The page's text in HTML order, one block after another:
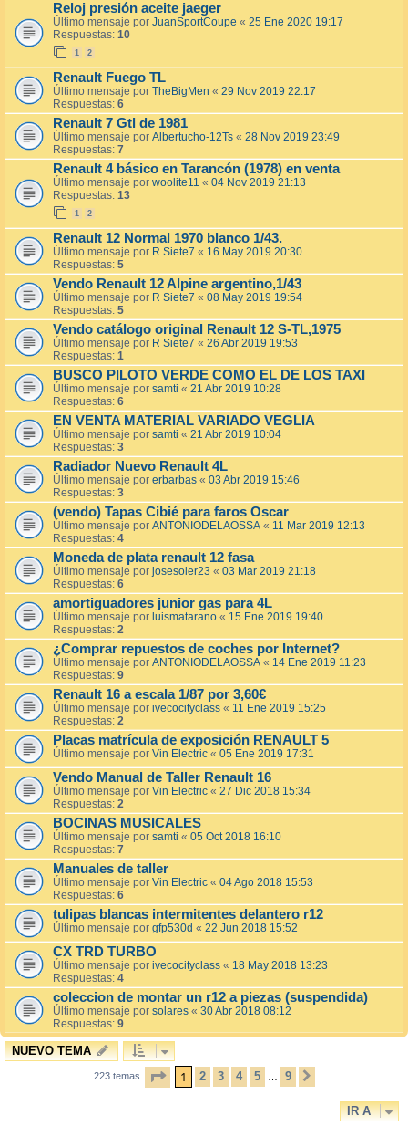
Reloj presión aceite jaeger
Último mensaje por JuanSportCoupe « 25 Ene 2020 19:17
Respuestas: 10
1 2
Renault Fuego TL
Último mensaje por TheBigMen « 29 Nov 2019 22:17
Respuestas: 6
Renault 7 Gtl de 1981
Último mensaje por Albertucho-12Ts « 28 Nov 2019 23:49
Respuestas: 7
Renault 4 básico en Tarancón (1978) en venta
Último mensaje por woolite11 « 04 Nov 2019 21:13
Respuestas: 13
1 2
Renault 12 Normal 1970 blanco 1/43.
Último mensaje por R Siete7 « 16 May 2019 20:30
Respuestas: 5
Vendo Renault 12 Alpine argentino,1/43
Último mensaje por R Siete7 « 08 May 2019 19:54
Respuestas: 5
Vendo catálogo original Renault 12 S-TL,1975
Último mensaje por R Siete7 « 26 Abr 2019 19:53
Respuestas: 1
BUSCO PILOTO VERDE COMO EL DE LOS TAXI
Último mensaje por samti « 21 Abr 2019 10:28
Respuestas: 6
EN VENTA MATERIAL VARIADO VEGLIA
Último mensaje por samti « 21 Abr 2019 10:04
Respuestas: 3
Radiador Nuevo Renault 4L
Último mensaje por erbarbas « 03 Abr 2019 15:46
Respuestas: 3
(vendo) Tapas Cibié para faros Oscar
Último mensaje por ANTONIODELAOSSA « 11 Mar 2019 12:13
Respuestas: 4
Moneda de plata renault 12 fasa
Último mensaje por josesoler23 « 03 Mar 2019 21:18
Respuestas: 6
amortiguadores junior gas para 4L
Último mensaje por luismatarano « 15 Ene 2019 19:40
Respuestas: 2
¿Comprar repuestos de coches por Internet?
Último mensaje por ANTONIODELAOSSA « 14 Ene 2019 11:23
Respuestas: 9
Renault 16 a escala 1/87 por 3,60€
Último mensaje por ivecocityclass « 11 Ene 2019 15:25
Respuestas: 2
Placas matrícula de exposición RENAULT 5
Último mensaje por Vin Electric « 05 Ene 2019 17:31
Vendo Manual de Taller Renault 16
Último mensaje por Vin Electric « 27 Dic 2018 15:34
Respuestas: 2
BOCINAS MUSICALES
Último mensaje por samti « 05 Oct 2018 16:10
Respuestas: 7
Manuales de taller
Último mensaje por Vin Electric « 04 Ago 2018 15:53
Respuestas: 6
tulipas blancas intermitentes delantero r12
Último mensaje por gfp530d « 22 Jun 2018 15:52
CX TRD TURBO
Último mensaje por ivecocityclass « 18 May 2018 13:23
Respuestas: 4
coleccion de montar un r12 a piezas (suspendida)
Último mensaje por solares « 30 Abr 2018 08:12
Respuestas: 9
NUEVO TEMA
223 temas PÁGINA 1DE
1 2 3 4 5 9
IR A